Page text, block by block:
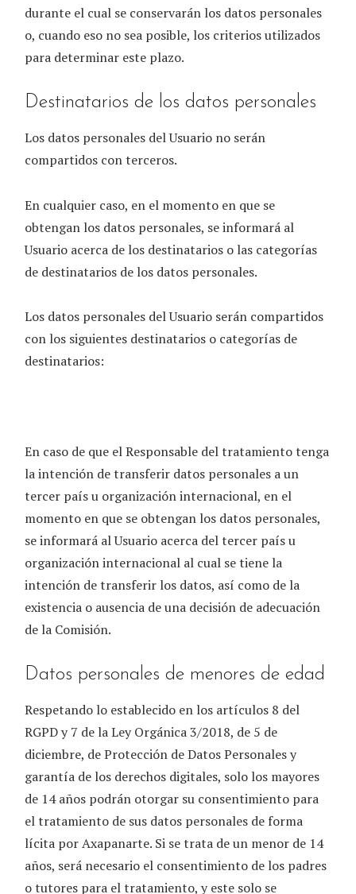
durante el cual se conservarán los datos personales
o, cuando eso no sea posible, los criterios utilizados
para determinar este plazo.
Destinatarios de los datos personales
Los datos personales del Usuario no serán
compartidos con terceros.
En cualquier caso, en el momento en que se
obtengan los datos personales, se informará al
Usuario acerca de los destinatarios o las categorías
de destinatarios de los datos personales.
Los datos personales del Usuario serán compartidos
con los siguientes destinatarios o categorías de
destinatarios:
En caso de que el Responsable del tratamiento tenga
la intención de transferir datos personales a un
tercer país u organización internacional, en el
momento en que se obtengan los datos personales,
se informará al Usuario acerca del tercer país u
organización internacional al cual se tiene la
intención de transferir los datos, así como de la
existencia o ausencia de una decisión de adecuación
de la Comisión.
Datos personales de menores de edad
Respetando lo establecido en los artículos 8 del
RGPD y 7 de la Ley Orgánica 3/2018, de 5 de
diciembre, de Protección de Datos Personales y
garantía de los derechos digitales, solo los mayores
de 14 años podrán otorgar su consentimiento para
el tratamiento de sus datos personales de forma
lícita porAxapanarte. Si se trata de un menor de 14
años, será necesario el consentimiento de los padres
o tutores para el tratamiento, y este solo se